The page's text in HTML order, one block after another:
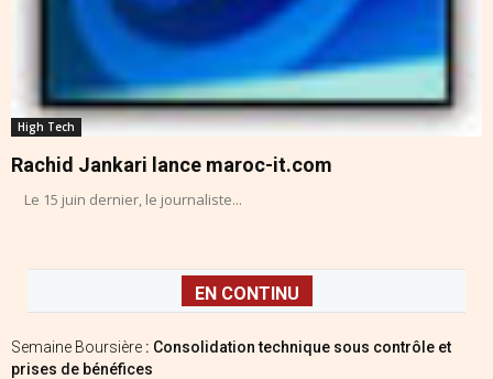
High Tech
Rachid Jankari lance maroc-it.com
Le 15 juin dernier, le journaliste...
EN CONTINU
Semaine Boursière : Consolidation technique sous contrôle et
prises de bénéfices